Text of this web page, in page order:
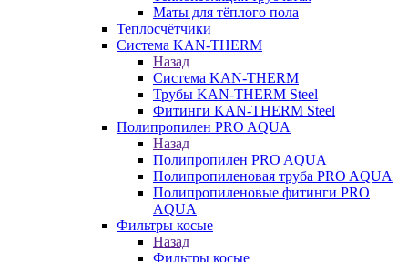
Маты для тёплого пола
Теплосчётчики
Система KAN-THERM
Назад
Система KAN-THERM
Трубы KAN-THERM Steel
Фитинги KAN-THERM Steel
Полипропилен PRO AQUA
Назад
Полипропилен PRO AQUA
Полипропиленовая труба PRO AQUA
Полипропиленовые фитинги PRO
AQUA
Фильтры косые
Назад
Фильтры косые